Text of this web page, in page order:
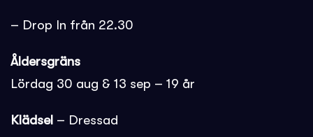
– Drop In från 22.30
Åldersgräns
Lördag 30 aug & 13 sep – 19 år
Klädsel – Dressad